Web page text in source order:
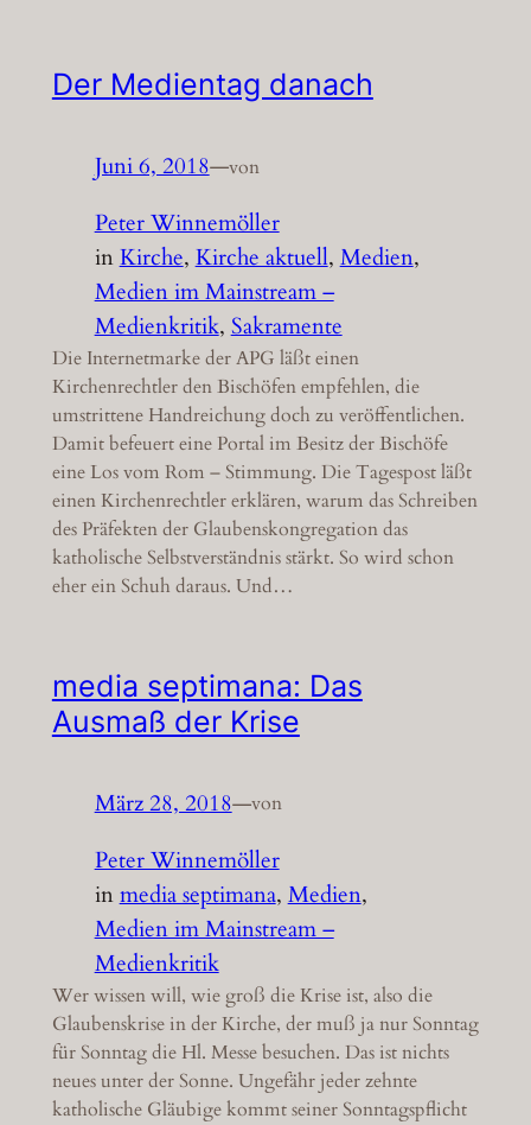
Der Medientag danach
Juni 6, 2018—von
Peter Winnemöller
inKirche, Kirche aktuell, Medien
Medien im Mainstream –
Medienkritik, Sakramente
Die Internetmarke der APG läßt einen
Kirchenrechtler den Bischöfen empfehlen, die
umstrittene Handreichung doch zu veröffentlichen.
Damit befeuert eine Portal im Besitz der Bischöfe
eine Los vom Rom – Stimmung. Die Tagespost läßt
einen Kirchenrechtler erklären, warum das Schreiben
des Präfekten der Glaubenskongregation das
katholische Selbstverständnis stärkt. So wird schon
eher ein Schuh daraus. Und…
media septimana: Das
Ausmaß der Krise
März 28, 2018—von
Peter Winnemöller
inmedia septimana, Medien
Medien im Mainstream –
Medienkritik
Wer wissen will, wie groß die Krise ist, also die
Glaubenskrise in der Kirche, der muß ja nur Sonntag
für Sonntag die Hl. Messe besuchen. Das ist nichts
neues unter der Sonne. Ungefähr jeder zehnte
katholische Gläubige kommt seiner Sonntagspflicht